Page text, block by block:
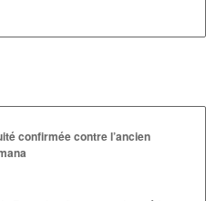
confirmée contre l’ancien